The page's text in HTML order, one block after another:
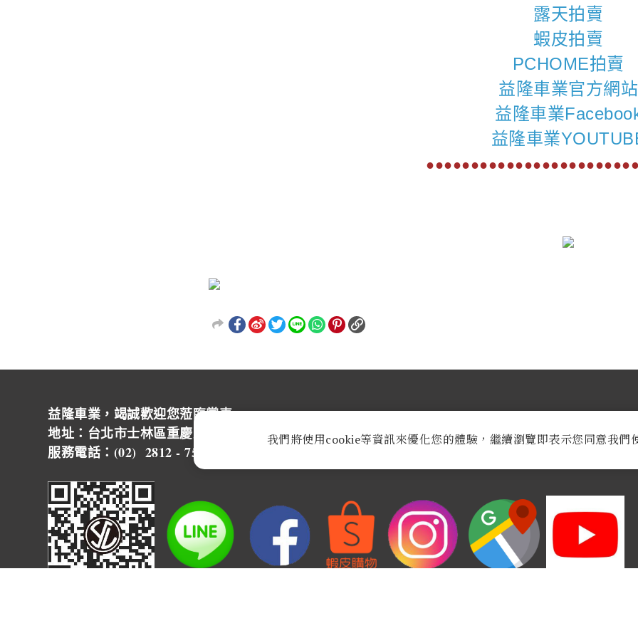
露天拍賣
蝦皮拍賣
PCHOME拍賣
益隆車業官方網站
益隆車業
益隆車業
益隆車業，竭誠歡迎您蒞臨賞車~ ~
地址：台北市士林區重慶北路四段244號 營業時間：週一至週六AM 9:30至PM 8:30
服務電話：(02) 2812 - 7500
我們將使用cookie等資訊來優化您的體驗，繼續瀏覽即表示您同意我們